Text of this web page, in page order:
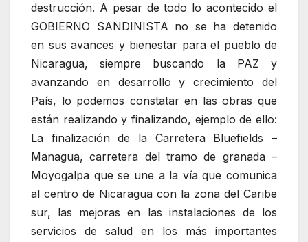
destrucción. A pesar de todo lo acontecido el
GOBIERNO SANDINISTA no se ha detenido
en sus avances y bienestar para el pueblo de
Nicaragua, siempre buscando la PAZ y
avanzando en desarrollo y crecimiento del
País, lo podemos constatar en las obras que
están realizando y finalizando, ejemplo de ello:
La finalización de la Carretera Bluefields –
Managua, carretera del tramo de granada –
Moyogalpa que se une a la vía que comunica
al centro de Nicaragua con la zona del Caribe
sur, las mejoras en las instalaciones de los
servicios de salud en los más importantes